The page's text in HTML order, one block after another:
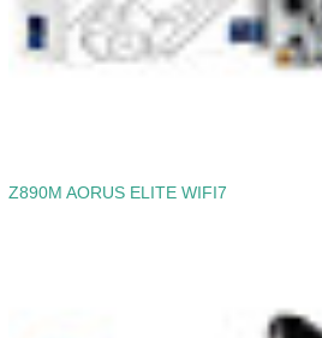
Z890M AORUS ELITE WIFI7